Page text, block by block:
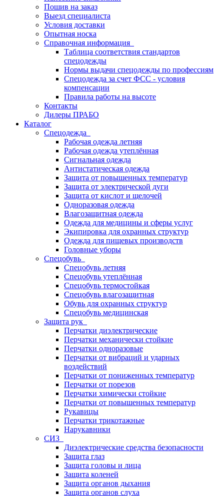
Пошив на заказ
Выезд специалиста
Условия доставки
Опытная носка
Справочная информация
Таблица соответствия стандартов
спецодежды
Нормы выдачи спецодежды по профессиям
Спецодежда за счет ФСС - условия
компенсации
Правила работы на высоте
Контакты
Дилеры ПРАБО
Каталог
Спецодежда
Рабочая одежда летняя
Рабочая одежда утеплённая
Сигнальная одежда
Антистатическая одежда
Защита от повышенных температур
Защита от электрической дуги
Защита от кислот и щелочей
Одноразовая одежда
Влагозащитная одежда
Одежда для медицины и сферы услуг
Экипировка для охранных структур
Одежда для пищевых производств
Головные уборы
Спецобувь
Спецобувь летняя
Спецобувь утеплённая
Спецобувь термостойкая
Спецобувь влагозащитная
Обувь для охранных структур
Спецобувь медицинская
Защита рук
Перчатки диэлектрические
Перчатки механически стойкие
Перчатки одноразовые
Перчатки от вибраций и ударных
воздействий
Перчатки от пониженных температур
Перчатки от порезов
Перчатки химически стойкие
Перчатки от повышенных температур
Рукавицы
Перчатки трикотажные
Нарукавники
СИЗ
Диэлектрические средства безопасности
Защита глаз
Защита головы и лица
Защита коленей
Защита органов дыхания
Защита органов слуха